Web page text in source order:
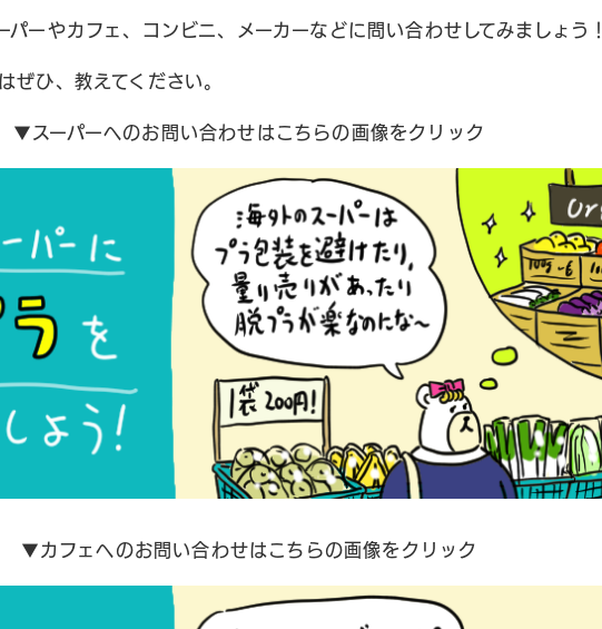
パーやカフェ、コンビニ、メーカーなどに問い合わせしてみましょう！
ぜひ、教えてください。
▼スーパーへのお問い合わせはこちらの画像をクリック
▼カフェへのお問い合わせはこちらの画像をクリック